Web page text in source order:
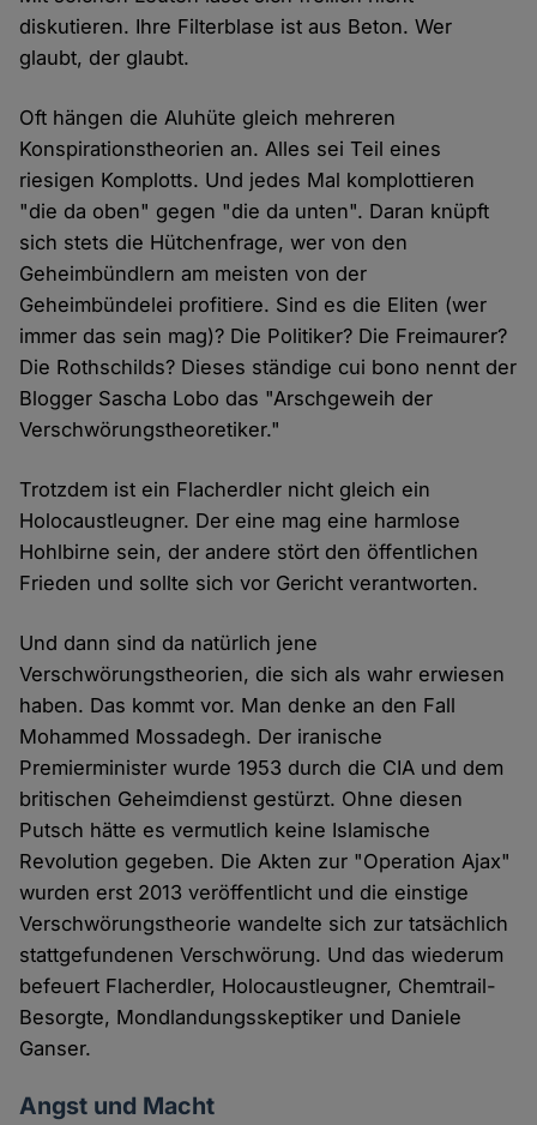
diskutieren. Ihre Filterblase ist aus Beton. Wer
glaubt, der glaubt.
Oft hängen die Aluhüte gleich mehreren
Konspirationstheorien an. Alles sei Teil eines
riesigen Komplotts. Und jedes Mal komplottieren
"die da oben" gegen "die da unten". Daran knüpft
sich stets die Hütchenfrage, wer von den
Geheimbündlern am meisten von der
Geheimbündelei profitiere. Sind es die Eliten (wer
immer das sein mag)? Die Politiker? Die Freimaurer?
Die Rothschilds? Dieses ständige cui bono nennt der
Blogger Sascha Lobo das "Arschgeweih der
Verschwörungstheoretiker."
Trotzdem ist ein Flacherdler nicht gleich ein
Holocaustleugner. Der eine mag eine harmlose
Hohlbirne sein, der andere stört den öffentlichen
Frieden und sollte sich vor Gericht verantworten.
Und dann sind da natürlich jene
Verschwörungstheorien, die sich als wahr erwiesen
haben. Das kommt vor. Man denke an den Fall
Mohammed Mossadegh. Der iranische
Premierminister wurde 1953 durch die CIA und dem
britischen Geheimdienst gestürzt. Ohne diesen
Putsch hätte es vermutlich keine Islamische
Revolution gegeben. Die Akten zur "Operation Ajax"
wurden erst 2013 veröffentlicht und die einstige
Verschwörungstheorie wandelte sich zur tatsächlich
stattgefundenen Verschwörung. Und das wiederum
befeuert Flacherdler, Holocaustleugner, Chemtrail-
Besorgte, Mondlandungsskeptiker und Daniele
Ganser.
Angst und Macht